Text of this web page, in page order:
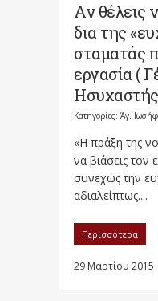
Αν θέλεις
δια της
σταματάς
εργασία (
Κατηγορίες: Άγ.
«Η πράξη της
να βιάσεις τον
συνεχώς την
αδιαλείπτως....
Περισσότερα
29 Μαρτίου 2015